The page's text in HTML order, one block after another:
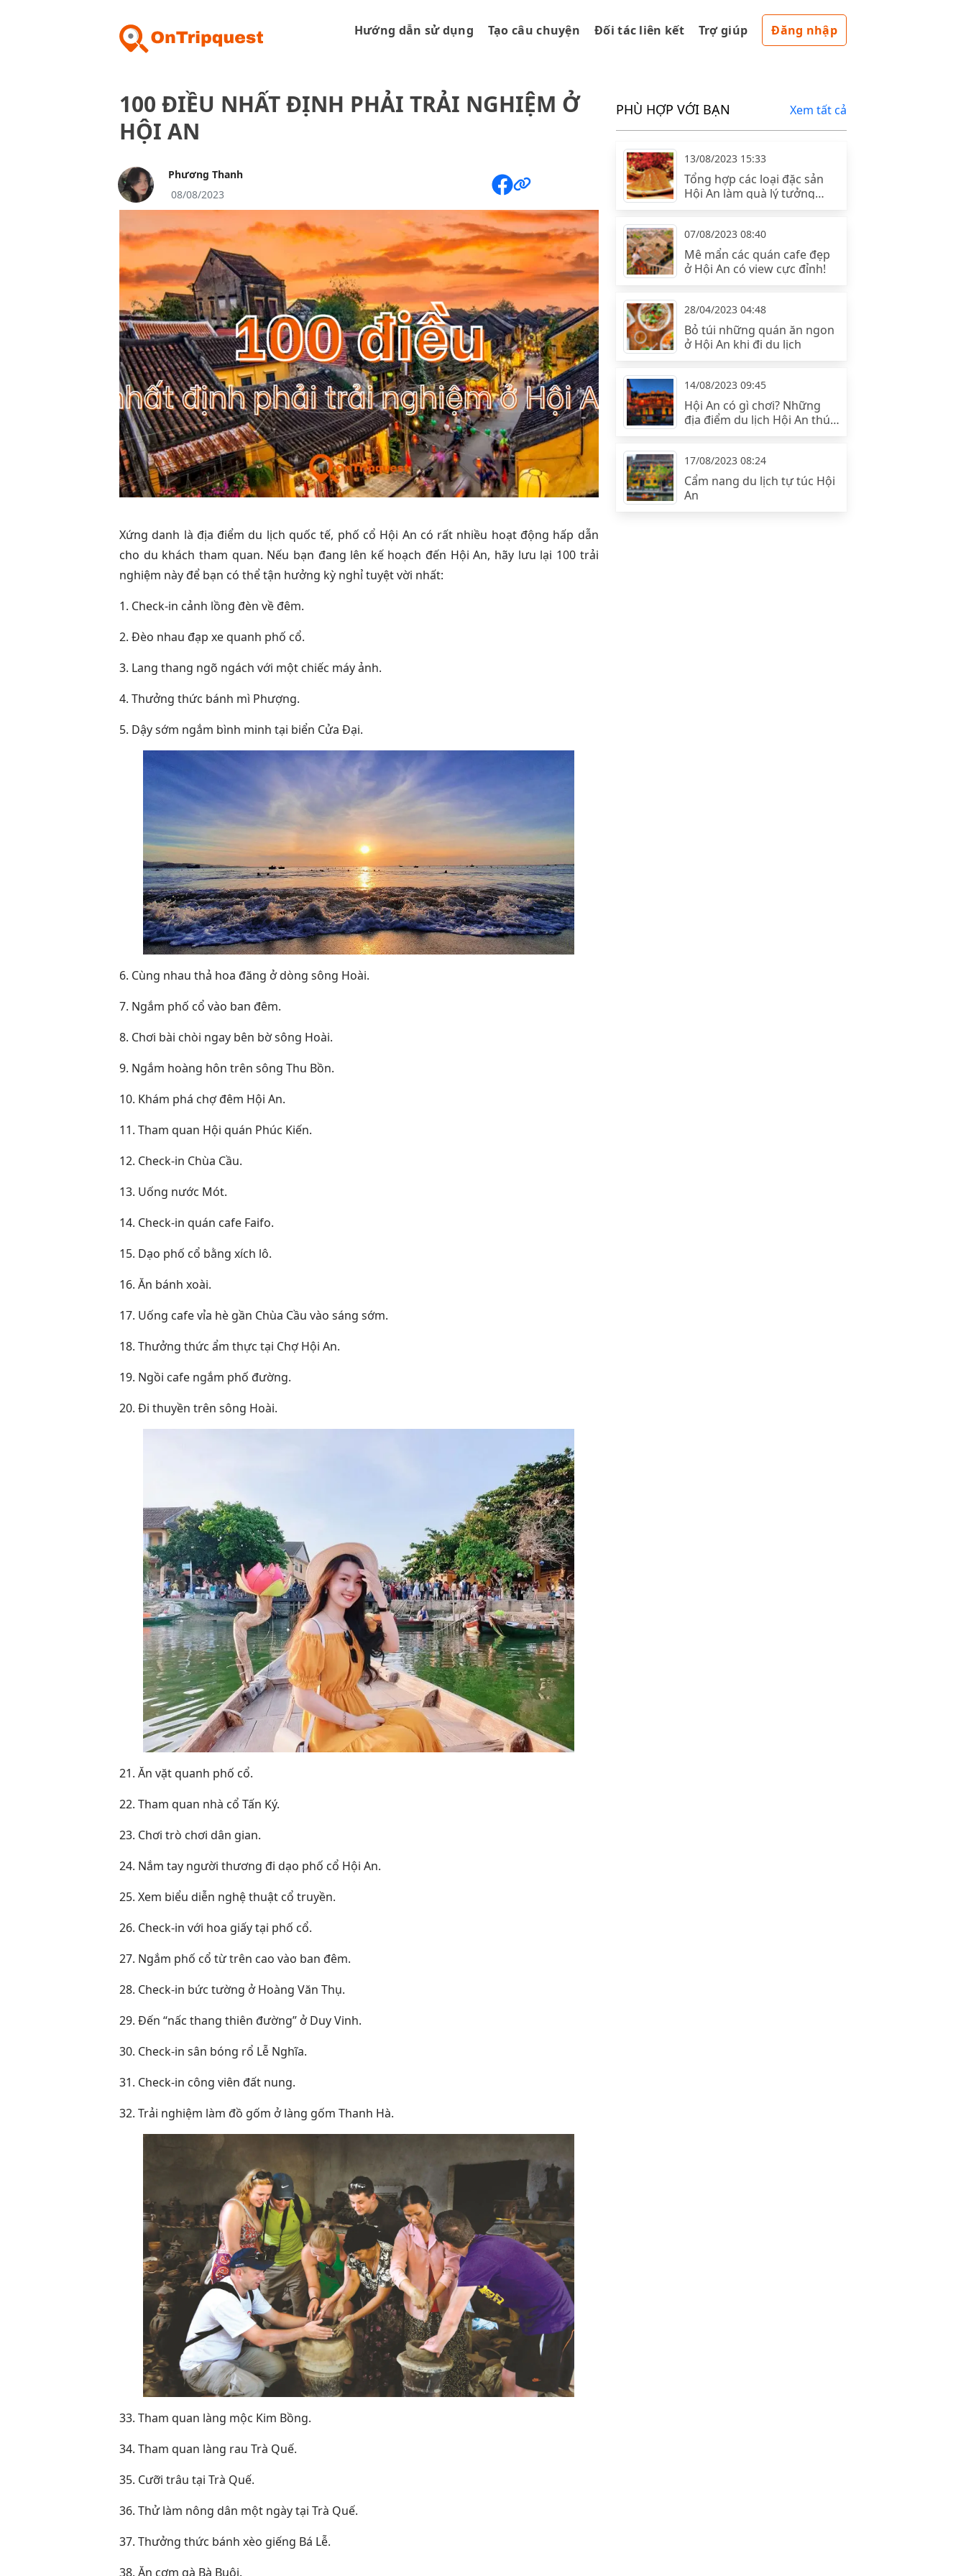
Hướng dẫn sử dụng Tạo câu chuyện Đối tác liên kết Trợ giúp Đăng nhập
100 ĐIỀU NHẤT ĐỊNH PHẢI TRẢI NGHIỆM Ở
HỘI AN
Phương Thanh
08/08/2023
Xứng danh là địa điểm du lịch quốc tế, phố cổ Hội An có rất nhiều hoạt động hấp dẫn
cho du khách tham quan. Nếu bạn đang lên kế hoạch đến Hội An, hãy lưu lại 100 trải
nghiệm này để bạn có thể tận hưởng kỳ nghỉ tuyệt vời nhất:
1. Check-in cảnh lồng đèn về đêm.
2. Đèo nhau đạp xe quanh phố cổ.
3. Lang thang ngõ ngách với một chiếc máy ảnh.
4. Thưởng thức bánh mì Phượng.
5. Dậy sớm ngắm bình minh tại biển Cửa Đại.
6. Cùng nhau thả hoa đăng ở dòng sông Hoài.
7. Ngắm phố cổ vào ban đêm.
8. Chơi bài chòi ngay bên bờ sông Hoài.
9. Ngắm hoàng hôn trên sông Thu Bồn.
10. Khám phá chợ đêm Hội An.
11. Tham quan Hội quán Phúc Kiến.
12. Check-in Chùa Cầu.
13. Uống nước Mót.
14. Check-in quán cafe Faifo.
15. Dạo phố cổ bằng xích lô.
16. Ăn bánh xoài.
17. Uống cafe vỉa hè gần Chùa Cầu vào sáng sớm.
18. Thưởng thức ẩm thực tại Chợ Hội An.
19. Ngồi cafe ngắm phố đường.
20. Đi thuyền trên sông Hoài.
21. Ăn vặt quanh phố cổ.
22. Tham quan nhà cổ Tấn Ký.
23. Chơi trò chơi dân gian.
24. Nắm tay người thương đi dạo phố cổ Hội An.
25. Xem biểu diễn nghệ thuật cổ truyền.
26. Check-in với hoa giấy tại phố cổ.
27. Ngắm phố cổ từ trên cao vào ban đêm.
28. Check-in bức tường ở Hoàng Văn Thụ.
29. Đến “nấc thang thiên đường” ở Duy Vinh.
30. Check-in sân bóng rổ Lễ Nghĩa.
31. Check-in công viên đất nung.
32. Trải nghiệm làm đồ gốm ở làng gốm Thanh Hà.
33. Tham quan làng mộc Kim Bồng.
34. Tham quan làng rau Trà Quế.
35. Cưỡi trâu tại Trà Quế.
36. Thử làm nông dân một ngày tại Trà Quế.
37. Thưởng thức bánh xèo giếng Bá Lễ.
38. Ăn cơm gà Bà Buội.
PHÙ HỢP VỚI BẠN Xem tất cả
13/08/2023 15:33
Tổng hợp các loại đặc sản
Hội An làm quà lý tưởng
nhất!
07/08/2023 08:40
Mê mẩn các quán cafe đẹp
ở Hội An có view cực đỉnh!
28/04/2023 04:48
Bỏ túi những quán ăn ngon
ở Hội An khi đi du lịch
14/08/2023 09:45
Hội An có gì chơi? Những
địa điểm du lịch Hội An thú
vị!
17/08/2023 08:24
Cẩm nang du lịch tự túc Hội
An